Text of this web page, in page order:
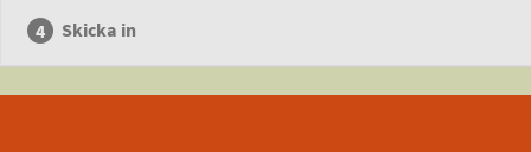
Skicka in